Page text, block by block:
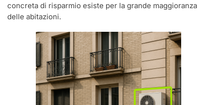
concreta di risparmio esiste per la grande maggioranza
delle abitazioni.